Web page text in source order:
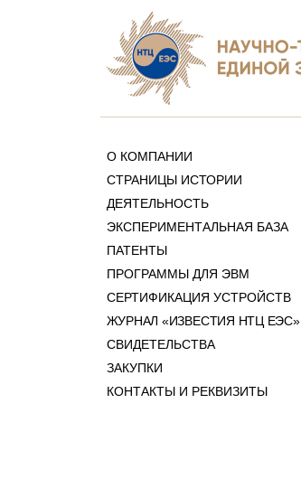
О КОМПАНИИ
СТРАНИЦЫ ИСТОРИИ
ДЕЯТЕЛЬНОСТЬ
ЭКСПЕРИМЕНТАЛЬНАЯ БАЗА
ПАТЕНТЫ
ПРОГРАММЫ ДЛЯ ЭВМ
СЕРТИФИКАЦИЯ УСТРОЙСТВ
ЖУРНАЛ «ИЗВЕСТИЯ НТЦ ЕЭС»
СВИДЕТЕЛЬСТВА
ЗАКУПКИ
КОНТАКТЫ И РЕКВИЗИТЫ